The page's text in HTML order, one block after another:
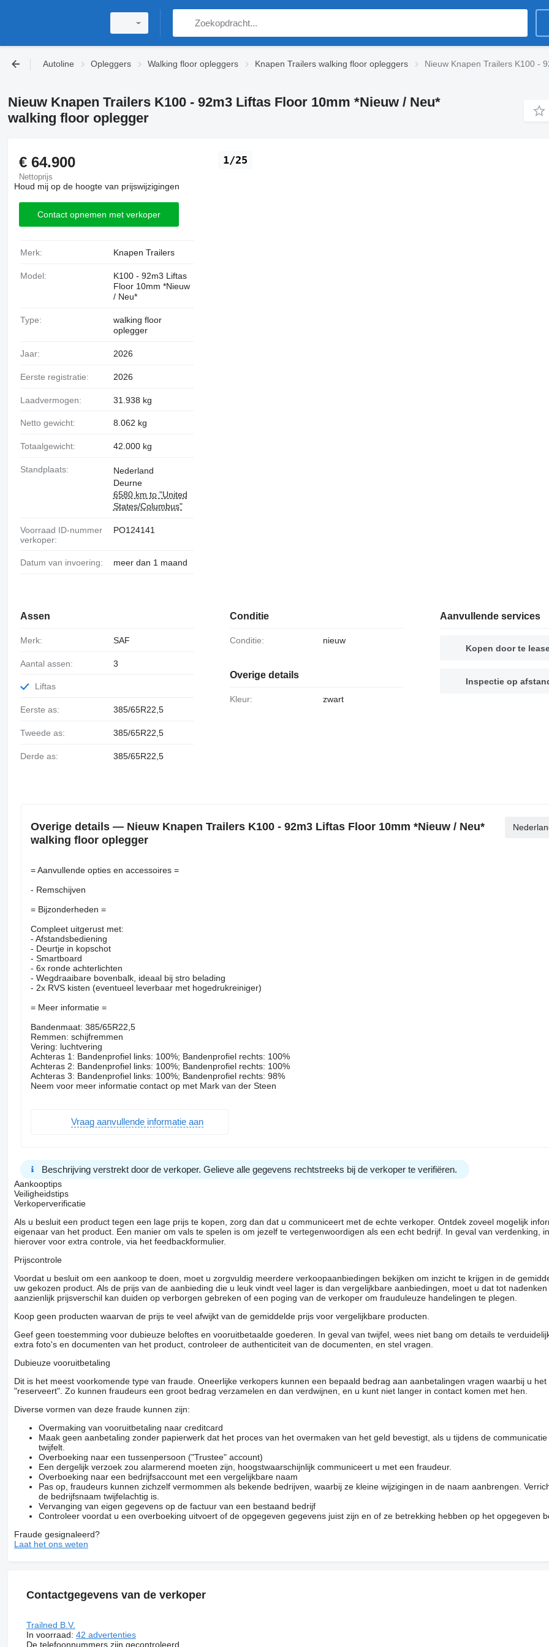
Autoline Opleggers Walking floor opleggers Knapen Trailers walking floor opleggers Nieuw Knapen Trailers K100 -
Nieuw Knapen Trailers K100 - 92m3 Liftas Floor 10mm *Nieuw / Neu*
walking floor oplegger
1/25
€ 64.900
Nettoprijs
Houd mij op de hoogte van prijswijzigingen
Contact opnemen met verkoper
Merk: Knapen Trailers
Model:
K100 - 92m3 Liftas
Floor 10mm *Nieuw
/ Neu*
Type:
walking floor
oplegger
Jaar: 2026
Eerste registratie: 2026
Laadvermogen: 31.938 kg
Netto gewicht: 8.062 kg
Totaalgewicht: 42.000 kg
Standplaats:
Nederland
Deurne
6580 km to "United
States/Columbus"
Voorraad ID-nummer
verkoper:
PO124141
Datum van invoering: meer dan 1 maand
Assen
Merk: SAF
Aantal assen: 3
Liftas
Eerste as: 385/65R22,5
Tweede as: 385/65R22,5
Derde as: 385/65R22,5
Conditie
Conditie: nieuw
Overige details
Kleur: zwart
Aanvullende services
Kopen door te
Inspectie op
Overige details — Nieuw Knapen Trailers K100 - 92m3 Liftas Floor 10mm *Nieuw / Neu*
walking floor oplegger
= Aanvullende opties en accessoires =
- Remschijven
= Bijzonderheden =
Compleet uitgerust met:
- Afstandsbediening
- Deurtje in kopschot
- Smartboard
- 6x ronde achterlichten
- Wegdraaibare bovenbalk, ideaal bij stro belading
- 2x RVS kisten (eventueel leverbaar met hogedrukreiniger)
= Meer informatie =
Bandenmaat: 385/65R22,5
Remmen: schijfremmen
Vering: luchtvering
Achteras 1: Bandenprofiel links: 100%; Bandenprofiel rechts: 100%
Achteras 2: Bandenprofiel links: 100%; Bandenprofiel rechts: 100%
Achteras 3: Bandenprofiel links: 100%; Bandenprofiel rechts: 98%
Neem voor meer informatie contact op met Mark van der Steen
Vraag aanvullende informatie aan
Beschrijving verstrekt door de verkoper. Gelieve alle gegevens rechtstreeks bij de verkoper te verifiëren.
Aankooptips
Veiligheidstips
Verkoperverificatie
Als u besluit een product tegen een lage prijs te kopen, zorg dan dat u communiceert met de echte verkoper. Ontdek zoveel mogelijk
eigenaar van het product. Een manier om vals te spelen is om jezelf te vertegenwoordigen als een echt bedrijf. In geval van verdenking,
hierover voor extra controle, via het feedbackformulier.
Prijscontrole
Voordat u besluit om een ​​aankoop te doen, moet u zorgvuldig meerdere verkoopaanbiedingen bekijken om inzicht te krijgen in de
uw gekozen product. Als de prijs van de aanbieding die u leuk vindt veel lager is dan vergelijkbare aanbiedingen, moet u dat tot
aanzienlijk prijsverschil kan duiden op verborgen gebreken of een poging van de verkoper om frauduleuze handelingen te plegen.
Koop geen producten waarvan de prijs te veel afwijkt van de gemiddelde prijs voor vergelijkbare producten.
Geef geen toestemming voor dubieuze beloftes en vooruitbetaalde goederen. In geval van twijfel, wees niet bang om details te
extra foto's en documenten van het product, controleer de authenticiteit van de documenten, en stel vragen.
Dubieuze vooruitbetaling
Dit is het meest voorkomende type van fraude. Oneerlijke verkopers kunnen een bepaald bedrag aan aanbetalingen vragen waarbij u het
"reserveert". Zo kunnen fraudeurs een groot bedrag verzamelen en dan verdwijnen, en u kunt niet langer in contact komen met hen.
Diverse vormen van deze fraude kunnen zijn:
Overmaking van vooruitbetaling naar creditcard
Maak geen aanbetaling zonder papierwerk dat het proces van het overmaken van het geld bevestigt, als u tijdens de
twijfelt.
Overboeking naar een tussenpersoon ("Trustee" account)
Een dergelijk verzoek zou alarmerend moeten zijn, hoogstwaarschijnlijk communiceert u met een fraudeur.
Overboeking naar een bedrijfsaccount met een vergelijkbare naam
Pas op, fraudeurs kunnen zichzelf vermommen als bekende bedrijven, waarbij ze kleine wijzigingen in de naam aanbrengen.
de bedrijfsnaam twijfelachtig is.
Vervanging van eigen gegevens op de factuur van een bestaand bedrijf
Controleer voordat u een overboeking uitvoert of de opgegeven gegevens juist zijn en of ze betrekking hebben op het opgegeven
Fraude gesignaleerd?
Laat het ons weten
Contactgegevens van de verkoper
Trailned B.V.
In voorraad: 42 advertenties
De telefoonnummers zijn gecontroleerd